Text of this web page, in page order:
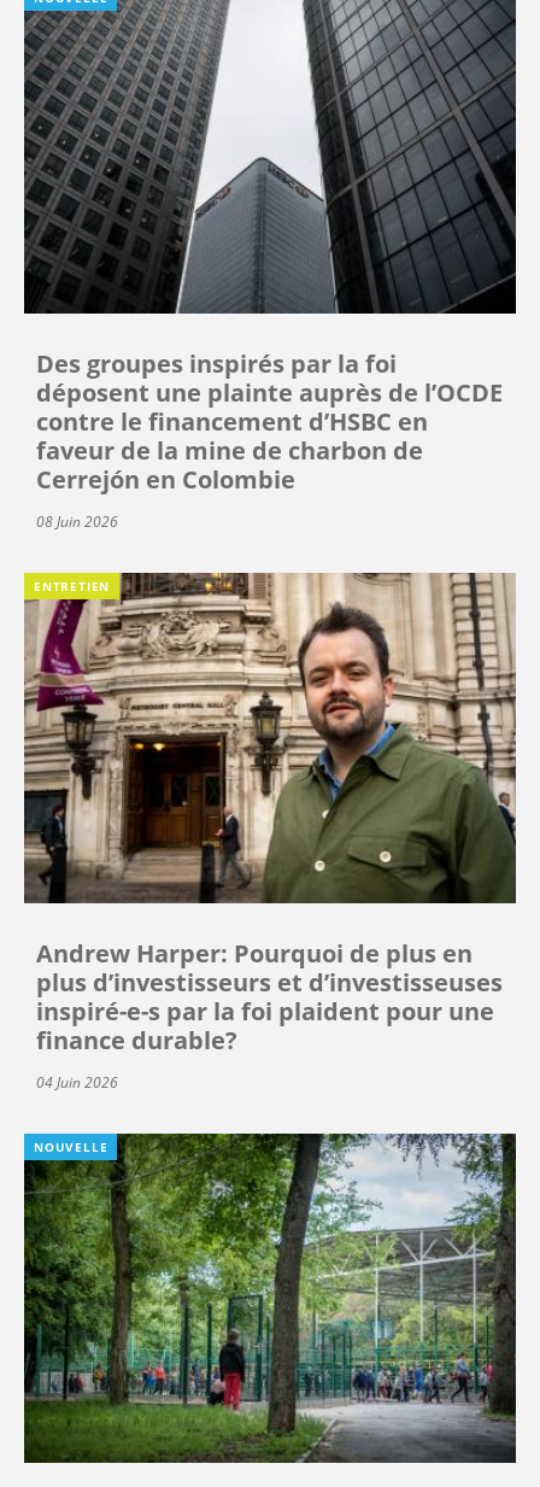
Des groupes inspirés par la foi
déposent une plainte auprès de l’OCDE
contre le financement d’HSBC en
faveur de la mine de charbon de
Cerrejón en Colombie
08 Juin 2026
ENTRETIEN
Andrew Harper: Pourquoi de plus en
plus d’investisseurs et d’investisseuses
inspiré-e-s par la foi plaident pour une
finance durable?
04 Juin 2026
NOUVELLE